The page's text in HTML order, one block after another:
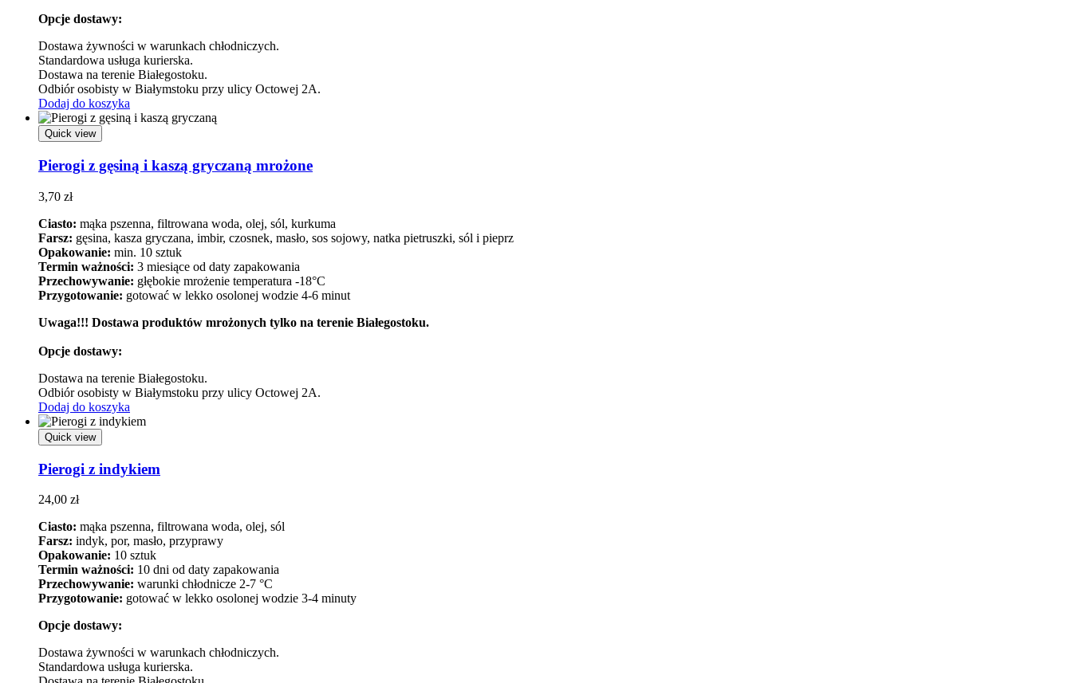
Opcje dostawy:
Dostawa żywności w warunkach chłodniczych.
Standardowa usługa kurierska.
Dostawa na terenie Białegostoku.
Odbiór osobisty w Białymstoku przy ulicy Octowej 2A.
Dodaj do koszyka
Quick view
Pierogi z gęsiną i kaszą gryczaną mrożone
3,70 zł
Ciasto: mąka pszenna, filtrowana woda, olej, sól, kurkuma
Farsz: gęsina, kasza gryczana, imbir, czosnek, masło, sos sojowy, natka pietruszki, sól i pieprz
Opakowanie: min. 10 sztuk
Termin ważności: 3 miesiące od daty zapakowania
Przechowywanie: głębokie mrożenie temperatura -18°C
Przygotowanie: gotować w lekko osolonej wodzie 4-6 minut
Uwaga!!! Dostawa produktów mrożonych tylko na terenie Białegostoku.
Opcje dostawy:
Dostawa na terenie Białegostoku.
Odbiór osobisty w Białymstoku przy ulicy Octowej 2A.
Dodaj do koszyka
Quick view
Pierogi z indykiem
24,00 zł
Ciasto: mąka pszenna, filtrowana woda, olej, sól
Farsz: indyk, por, masło, przyprawy
Opakowanie: 10 sztuk
Termin ważności: 10 dni od daty zapakowania
Przechowywanie: warunki chłodnicze 2-7 °C
Przygotowanie: gotować w lekko osolonej wodzie 3-4 minuty
Opcje dostawy:
Dostawa żywności w warunkach chłodniczych.
Standardowa usługa kurierska.